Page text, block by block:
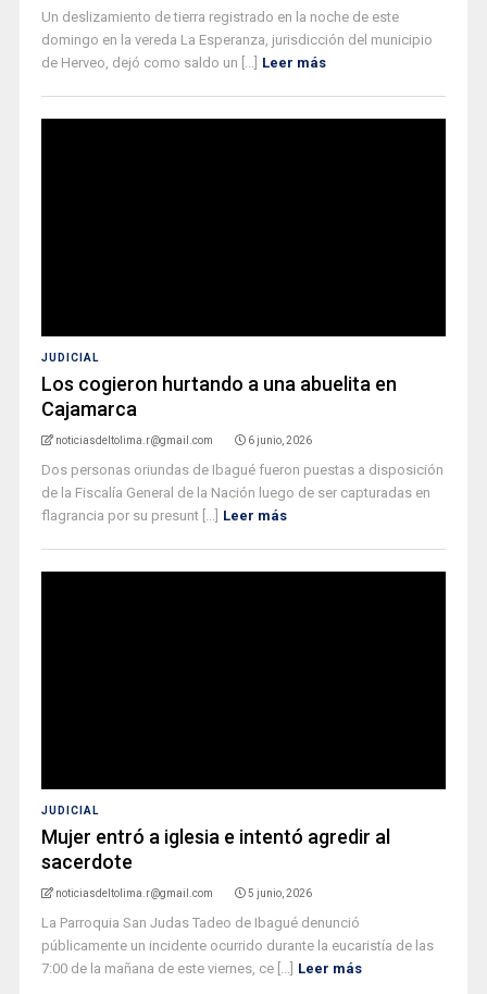
Un deslizamiento de tierra registrado en la noche de este
domingo en la vereda La Esperanza, jurisdicción del municipio
de Herveo, dejó como saldo un [...] Leer más
JUDICIAL
Los cogieron hurtando a una abuelita en
Cajamarca
noticiasdeltolima.r@gmail.com 6 junio, 2026
Dos personas oriundas de Ibagué fueron puestas a disposición
de la Fiscalía General de la Nación luego de ser capturadas en
flagrancia por su presunt [...] Leer más
JUDICIAL
Mujer entró a iglesia e intentó agredir al
sacerdote
noticiasdeltolima.r@gmail.com 5 junio, 2026
La Parroquia San Judas Tadeo de Ibagué denunció
públicamente un incidente ocurrido durante la eucaristía de las
7:00 de la mañana de este viernes, ce [...] Leer más